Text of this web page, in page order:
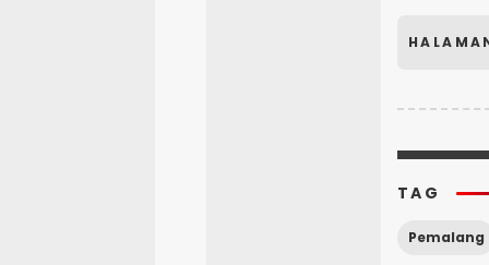
TAG
Pemalang